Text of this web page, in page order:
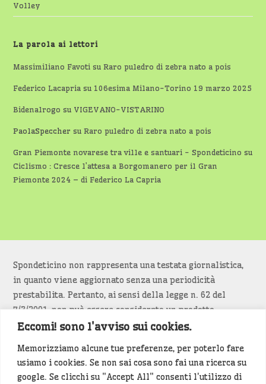
Eccomi! sono l'avviso sui cookies.
Memorizziamo alcune tue preferenze, per poterlo fare
usiamo i cookies. Se non sai cosa sono fai una ricerca su
google. Se clicchi su "Accept All" consenti l'utilizzo di
Volley
La parola ai lettori
Massimiliano Favoti suRaro puledro di zebra nato a pois
Federico Lacapria su 106esima Milano-Torino 19 marzo 2025
Bidenalrogo su VIGEVANO-VISTARINO
PaolaSpeccher suRaro puledro di zebra nato a pois
Gran Piemonte novarese tra ville e santuari - Spondeticino su
Ciclismo : Cresce l’attesa a Borgomanero per il Gran
Piemonte 2024 – di Federico La Capria
Spondeticino non rappresenta una testata giornalistica,
in quanto viene aggiornato senza una periodicità
prestabilita. Pertanto, ai sensi della legge n. 62 del
7/3/2001, non può essere considerato un prodotto
editoriale.
Siamo attenti a non violare copyright e diritti
d’immagine. Se un contenuto è di tua proprietà e vuoi
richiederne la rimozionediccelo(<- clicca per inviarci un